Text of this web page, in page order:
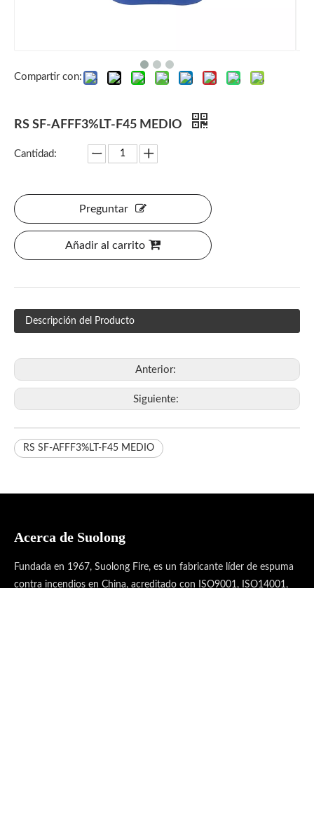
Compartir con:
RS SF-AFFF3%LT-F45 MEDIO
Cantidad:
Preguntar
Añadir al carrito
Descripción del Producto
Anterior:
Siguiente:
RS SF-AFFF3%LT-F45 MEDIO
Acerca de Suolong
Fundada en 1967, Suolong Fire, es un fabricante líder de espuma
contra incendios en China, acreditado con ISO9001, ISO14001,